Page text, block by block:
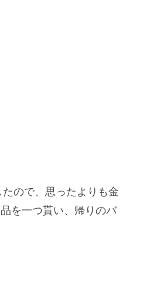
ので、思ったよりも金
を一つ貰い、帰りのバ